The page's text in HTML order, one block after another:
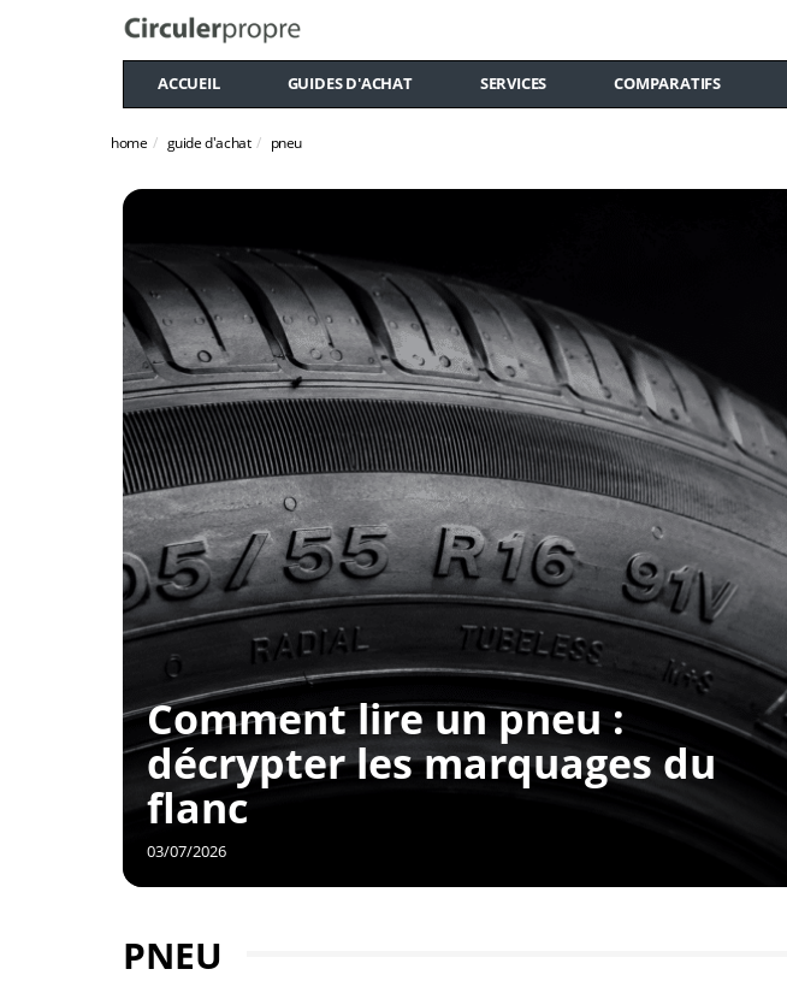
ACCUEIL GUIDES D'ACHAT SERVICES COMPARATIFS
home guide d'achat pneu
Comment lire un pneu :
décrypter les marquages du
flanc
03/07/2026
PNEU